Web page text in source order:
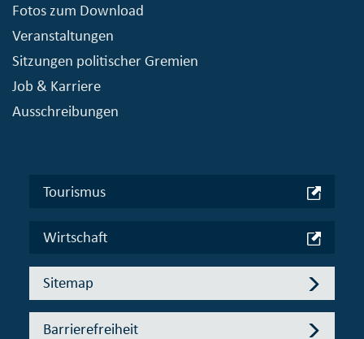
Fotos zum Download
Veranstaltungen
Sitzungen politischer Gremien
Job & Karriere
Ausschreibungen
Tourismus
Wirtschaft
Sitemap
Barrierefreiheit